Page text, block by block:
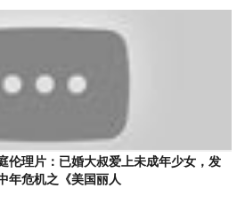
伦理片：已婚大叔爱上未成年少女，发
年危机之《美国丽人